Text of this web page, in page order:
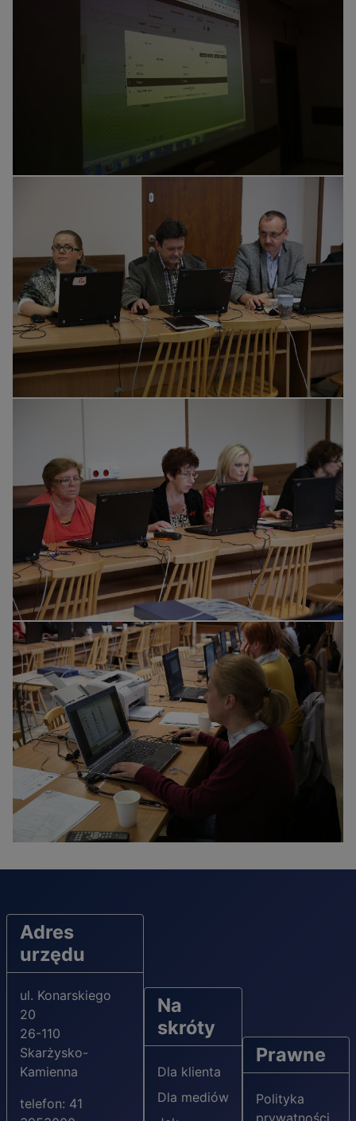
Adres
urzędu
ul. Konarskiego
20
26-110
Skarżysko-
Kamienna
telefon: 41
Na
skróty
Dla klienta
Dla mediów
Prawne
Polityka